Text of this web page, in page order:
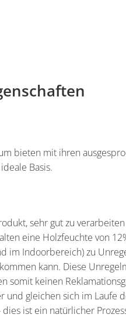
bieten mit ihren
Basis.
sehr gut zu
eine Holzfeuchte von
im Indoorbereich) zu
kann. Diese
somit keinen
und gleichen sich im Laufe
dies ist ein natürlicher